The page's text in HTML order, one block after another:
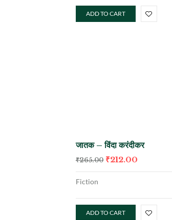
ADD TO CART
जातक – विंदा करंदीकर
₹265.00 ₹212.00
Fiction
ADD TO CART